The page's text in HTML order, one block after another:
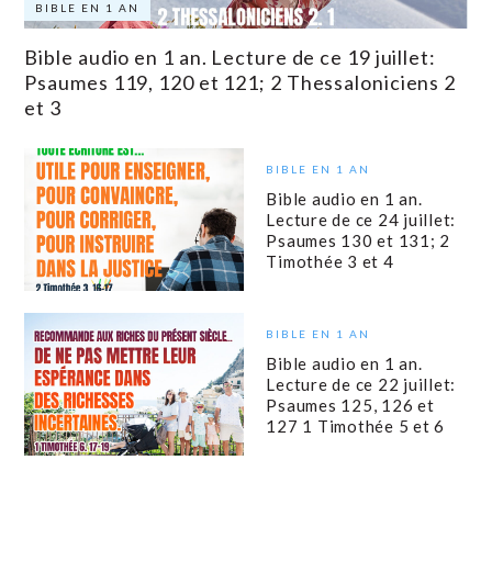
BIBLE EN 1 AN
Bible audio en 1 an. Lecture de ce 19 juillet:
Psaumes 119, 120 et 121; 2 Thessaloniciens 2
et 3
BIBLE EN 1 AN
Bible audio en 1 an.
Lecture de ce 24 juillet:
Psaumes 130 et 131; 2
Timothée 3 et 4
BIBLE EN 1 AN
Bible audio en 1 an.
Lecture de ce 22 juillet:
Psaumes 125, 126 et
127 1 Timothée 5 et 6